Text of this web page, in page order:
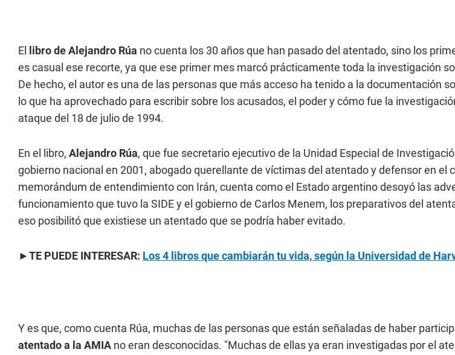
El libro de Alejandro Rúa no cuenta los 30 años que han pasado del atentado, sino los
es casual ese recorte, ya que ese primer mes marcó prácticamente toda la investigación
De hecho, el autor es una de las personas que más acceso ha tenido a la documentación
lo que ha aprovechado para escribir sobre los acusados, el poder y cómo fue la
ataque del 18 de julio de 1994.
En el libro, Alejandro Rúa, que fue secretario ejecutivo de la Unidad Especial de
gobierno nacional en 2001, abogado querellante de víctimas del atentado y defensor en el
memorándum de entendimiento con Irán, cuenta como el Estado argentino desoyó las
funcionamiento que tuvo la SIDE y el gobierno de Carlos Menem, los preparativos del
eso posibilitó que existiese un atentado que se podría haber evitado.
►TE PUEDE INTERESAR: Los 4 libros que cambiarán tu vida, según la Universidad de
Y es que, como cuenta Rúa, muchas de las personas que están señaladas de haber
atentado a la AMIA no eran desconocidas. "Muchas de ellas ya eran investigadas por el